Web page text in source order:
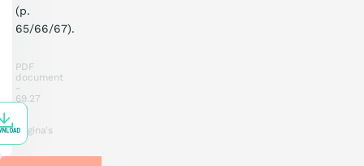
(p.
65/66/67).
PDF
document
69.27
KB
pagina's